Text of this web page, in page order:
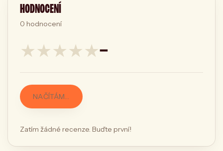
HODNOCENÍ
0 hodnocení
★★★★★—
NAČÍTÁM…
Zatím žádné recenze. Buďte první!